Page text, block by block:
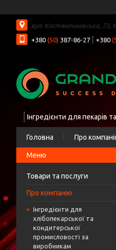
вул. Костянтинівська, 73,
+380 (50) 387-86-27 +380
Інгредієнти для пекарів
Головна Про
Товари та послуги
Про компанію
Інгредієнти для
хлібопекарської та
кондитерської
промисловості за
виробникам